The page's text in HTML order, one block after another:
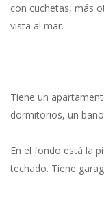
con cuchetas, más
vista al mar.
Tiene un
dormitorios, un
En el fondo está la
techado. Tiene